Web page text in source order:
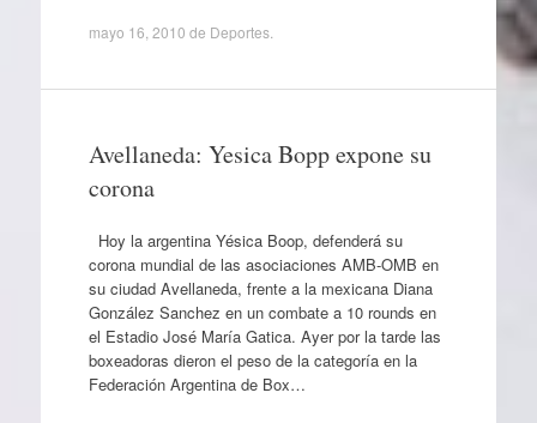
mayo 16, 2010 de Deportes.
Avellaneda: Yesica Bopp expone su
corona
Hoy la argentina Yésica Boop, defenderá su
corona mundial de las asociaciones AMB-OMB en
su ciudad Avellaneda, frente a la mexicana Diana
González Sanchez en un combate a 10 rounds en
el Estadio José María Gatica. Ayer por la tarde las
boxeadoras dieron el peso de la categoría en la
Federación Argentina de Box…